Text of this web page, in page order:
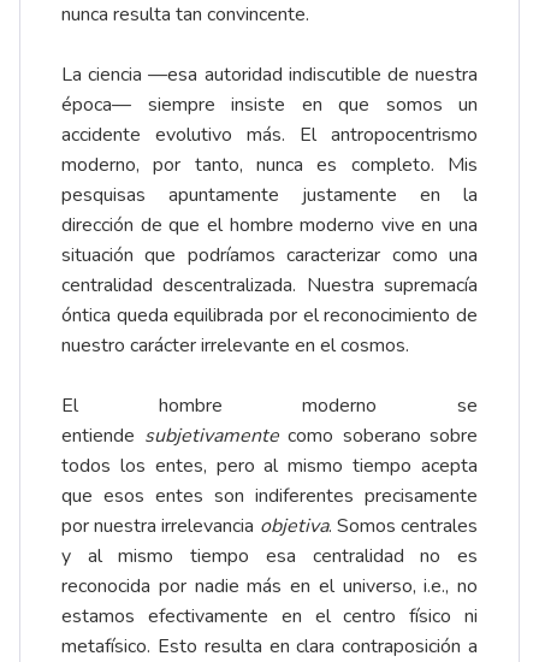
nunca resulta tan convincente.
La ciencia —esa autoridad indiscutible de nuestra
época— siempre insiste en que somos un
accidente evolutivo más. El antropocentrismo
moderno, por tanto, nunca es completo. Mis
pesquisas apuntamente justamente en la
dirección de que el hombre moderno vive en una
situación que podríamos caracterizar como una
centralidad descentralizada. Nuestra supremacía
óntica queda equilibrada por el reconocimiento de
nuestro carácter irrelevante en el cosmos.
El hombre moderno se
entiende subjetivamentecomo soberano sobre
todos los entes, pero al mismo tiempo acepta
que esos entes son indiferentes precisamente
por nuestra irrelevancia objetiva. Somos centrales
y al mismo tiempo esa centralidad no es
reconocida por nadie más en el universo, i.e., no
estamos efectivamente en el centro físico ni
metafísico. Esto resulta en clara contraposición a